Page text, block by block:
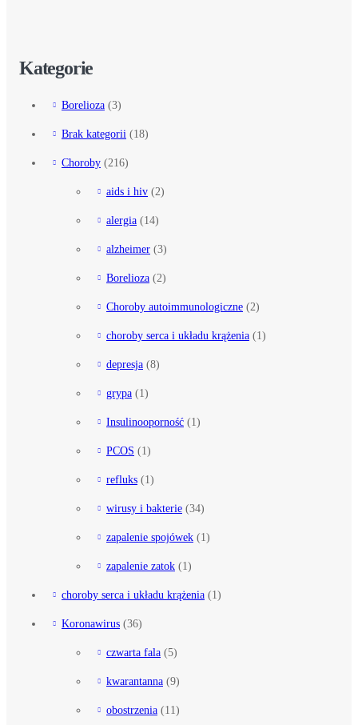
Kategorie
Borelioza (3)
Brak kategorii (18)
Choroby (216)
aids i hiv (2)
alergia (14)
alzheimer (3)
Borelioza (2)
Choroby autoimmunologiczne (2)
choroby serca i układu krążenia (1)
depresja (8)
grypa (1)
Insulinooporność (1)
PCOS (1)
refluks (1)
wirusy i bakterie (34)
zapalenie spojówek (1)
zapalenie zatok (1)
choroby serca i układu krążenia (1)
Koronawirus (36)
czwarta fala (5)
kwarantanna (9)
obostrzenia (11)